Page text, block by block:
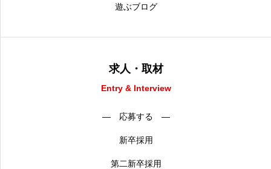
遊ぶブログ
求人・取材
Entry & Interview
― 応募する ―
新卒採用
第二新卒採用